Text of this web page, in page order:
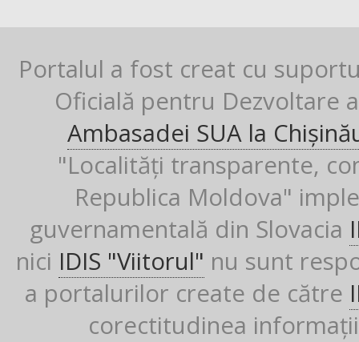
Portalul a fost creat cu
Oficială pentru Dezvoltare
Ambasadei SUA la
"Localități transparente,
Republica Moldova"
guvernamentală din Slovacia
nici IDIS "Viitorul" nu sunt
a portalurilor create de către
corectitudinea